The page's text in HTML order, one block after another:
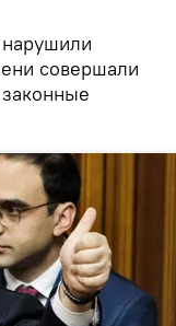
совершали